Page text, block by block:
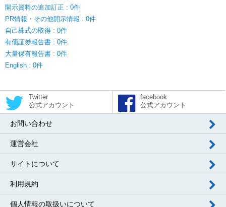
開示資料の追加訂正 : 0件
PR情報・その他開示情報 : 0件
自己株式の取得 : 0件
有価証券報告書 : 0件
大量保有報告書 : 0件
English : 0件
Twitter
公式アカウント
facebook
公式アカウント
お問い合わせ
運営会社
サイトについて
利用規約
個人情報の取扱いについて